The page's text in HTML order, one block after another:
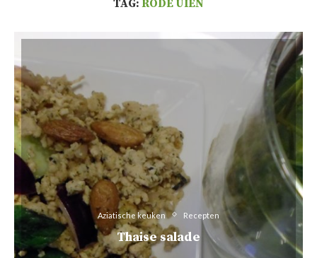
TAG: RODE UIEN
Aziatische keuken Recepten
Thaise salade